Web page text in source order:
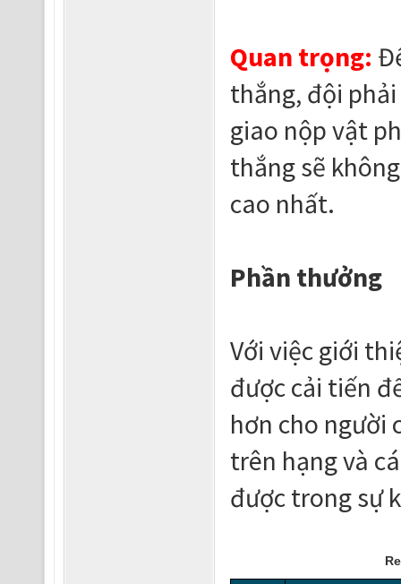
Quan trọng:
thắng, đội
giao nộp vật
thắng sẽ
cao nhất.
Phần thưởng
Với việc giới
được cải tiến
hơn cho người
trên hạng và
được trong sự